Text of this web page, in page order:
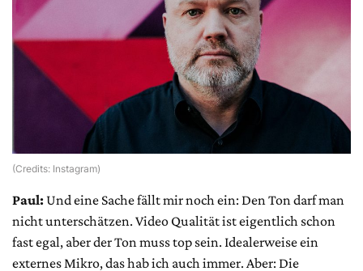
(Credits: Instagram)
Paul: Und eine Sache fällt mir noch ein: Den Ton darf man
nicht unterschätzen. Video Qualität ist eigentlich schon
fast egal, aber der Ton muss top sein. Idealerweise ein
externes Mikro, das hab ich auch immer. Aber: Die